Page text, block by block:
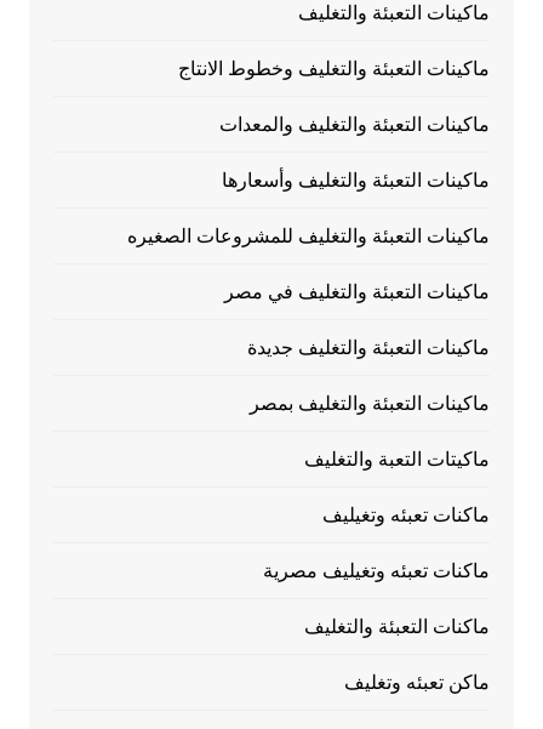
ماكينات التعبئة والتغليف
ماكينات التعبئة والتغليف وخطوط الانتاج
ماكينات التعبئة والتغليف والمعدات
ماكينات التعبئة والتغليف وأسعارها
ماكينات التعبئة والتغليف للمشروعات الصغيره
ماكينات التعبئة والتغليف في مصر
ماكينات التعبئة والتغليف جديدة
ماكينات التعبئة والتغليف بمصر
ماكيتات التعبة والتغليف
ماكنات تعبئه وتغيليف
ماكنات تعبئه وتغيليف مصرية
ماكنات التعبئة والتغليف
ماكن تعبئه وتغليف